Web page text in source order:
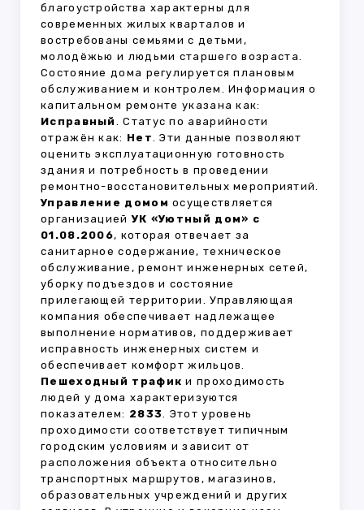
благоустройства характерны для
современных жилых кварталов и
востребованы семьями с детьми,
молодёжью и людьми старшего возраста.
Состояние дома регулируется плановым
обслуживанием и контролем. Информация о
капитальном ремонте указана как:
Исправный . Статус по аварийности
отражён как: Нет. Эти данные позволяют
оценить эксплуатационную готовность
здания и потребность в проведении
ремонтно-восстановительных мероприятий.
Управление домом осуществляется
организациейУК «Уютный дом» с
01.08.2006, которая отвечает за
санитарное содержание, техническое
обслуживание, ремонт инженерных сетей,
уборку подъездов и состояние
прилегающей территории. Управляющая
компания обеспечивает надлежащее
выполнение нормативов, поддерживает
исправность инженерных систем и
обеспечивает комфорт жильцов.
Пешеходный трафик и проходимость
людей у дома характеризуются
показателем: 2833. Этот уровень
проходимости соответствует типичным
городским условиям и зависит от
расположения объекта относительно
транспортных маршрутов, магазинов,
образовательных учреждений и других